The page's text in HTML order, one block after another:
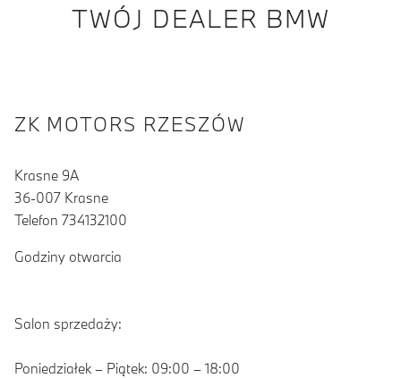
TWÓJ DEALER BMW
ZK MOTORS RZESZÓW
Krasne 9A
36-007 Krasne
Telefon 734132100
Godziny otwarcia
Salon sprzedaży:
Poniedziałek – Piątek: 09:00 – 18:00